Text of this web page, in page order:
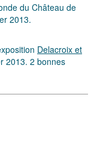
du Château de
2013.
Delacroix et
2013. 2 bonnes